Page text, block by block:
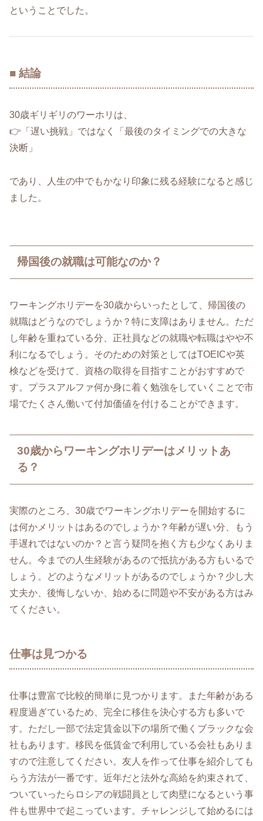
ということでした。
■ 結論
30歳ギリギリのワーホリは、
👉「遅い挑戦」ではなく「最後のタイミングでの大きな
決断」
であり、人生の中でもかなり印象に残る経験になると感じ
ました。
帰国後の就職は可能なのか？
ワーキングホリデーを30歳からいったとして、帰国後の
就職はどうなのでしょうか？特に支障はありません。ただ
し年齢を重ねている分、正社員などの就職や転職はやや不
利になるでしょう。そのための対策としてはTOEICや英
検などを受けて、資格の取得を目指すことがおすすめで
す。プラスアルファ何か身に着く勉強をしていくことで市
場でたくさん働いて付加価値を付けることができます。
30歳からワーキングホリデーはメリットあ
る？
実際のところ、30歳でワーキングホリデーを開始するに
は何かメリットはあるのでしょうか？年齢が遅い分、もう
手遅れではないのか？と言う疑問を抱く方も少なくありま
せん。今までの人生経験があるので抵抗がある方もいるで
しょう。どのようなメリットがあるのでしょうか？少し大
丈夫か、後悔しないか、始めるに問題や不安がある方はみ
てください。
仕事は見つかる
仕事は豊富で比較的簡単に見つかります。また年齢がある
程度過ぎているため、完全に移住を決心する方も多いで
す。ただし一部で法定賃金以下の場所で働くブラックな会
社もあります。移民を低賃金で利用している会社もありま
すので注意してください。友人を作って仕事を紹介しても
らう方法が一番です。近年だと法外な高給を約束されて、
ついていったらロシアの戦闘員として肉壁になるという事
件も世界中で起こっています。チャレンジして始めるには